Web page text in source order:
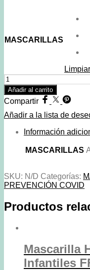
MASCARILLAS
Limpiar
Mascarilla
Estampadas
Mujer
Momoda
cantidad
Añadir al carrito
Compartir
Añadir a la lista de
Información
MASCARILLAS
SKU: N/D Categorías:
PREVENCIÓN COVID
Productos
Mascarilla
Infantiles